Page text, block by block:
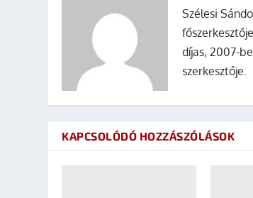
Szélesi
díjas, 2007-
szerkesztője.
KAPCSOLÓDÓ HOZZÁSZÓLÁSOK